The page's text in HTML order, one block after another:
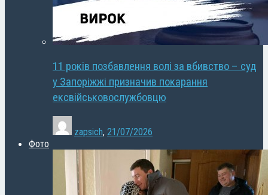
11 років позбавлення волі за вбивство – суд
у Запоріжжі призначив покарання
ексвійськовослужбовцю
zapsich, 21/07/2026
Фото